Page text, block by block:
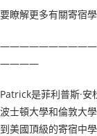
要瞭解更多有關寄宿
————
Patrick是菲利普斯·
波士頓大學和倫敦大
到美國頂級的寄宿中